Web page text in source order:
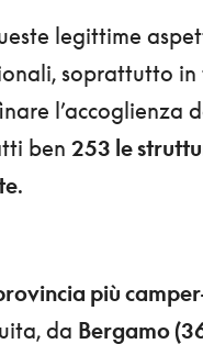
legittime
soprattutto in
l’accoglienza
ben 253 le
.
più
da Bergamo